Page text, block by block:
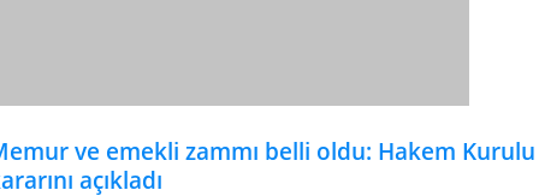
ve emekli zammı belli oldu: Hakem Kurulu
açıkladı